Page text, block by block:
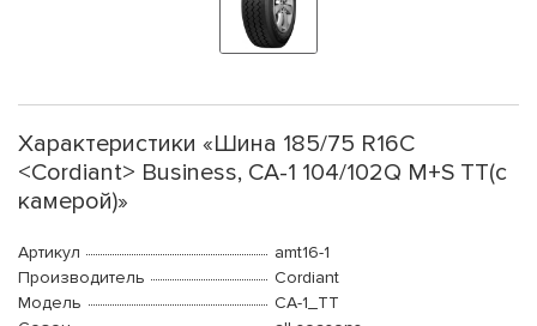
Характеристики «Шина 185/75 R16C
<Cordiant> Business, CA-1 104/102Q M+S TT(с
камерой)»
Артикул
amt16-1
Производитель
Cordiant
Модель
CA-1_TT